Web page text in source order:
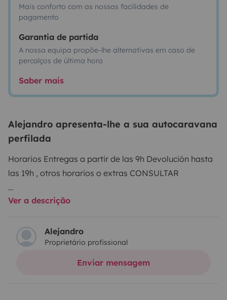
Mais conforto com as nossas facilidades de
pagamento
Garantia de partida
A nossa equipa propõe-lhe alternativas em caso de
percalços de última hora
Saber mais
Alejandro apresenta-lhe a sua autocaravana
perfilada
Horarios Entregas a partir de las 9h Devolución hasta
las 19h , otros horarios o extras CONSULTAR
La familia alquila mi furgo crece con una Giottiline
las comodidades, tiene 5 plazas de dia y noche, varias
configuraciones nocturnas, cama doble 135, dos camas
traseras individuales, o cama de 210*210!! + Cama
Ver a descrição
Alejandro
Proprietário profissional
Enviar mensagem